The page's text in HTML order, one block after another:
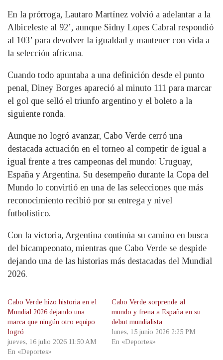
En la prórroga, Lautaro Martínez volvió a adelantar a la
Albiceleste al 92’, aunque Sidny Lopes Cabral respondió
al 103’ para devolver la igualdad y mantener con vida a
la selección africana.
Cuando todo apuntaba a una definición desde el punto
penal, Diney Borges apareció al minuto 111 para marcar
el gol que selló el triunfo argentino y el boleto a la
siguiente ronda.
Aunque no logró avanzar, Cabo Verde cerró una
destacada actuación en el torneo al competir de igual a
igual frente a tres campeonas del mundo: Uruguay,
España y Argentina. Su desempeño durante la Copa del
Mundo lo convirtió en una de las selecciones que más
reconocimiento recibió por su entrega y nivel
futbolístico.
Con la victoria, Argentina continúa su camino en busca
del bicampeonato, mientras que Cabo Verde se despide
dejando una de las historias más destacadas del Mundial
2026.
Cabo Verde hizo historia en el
Mundial 2026 dejando una
marca que ningún otro equipo
logró
jueves, 16 julio 2026 11:50 AM
En «Deportes»
Cabo Verde sorprende al
mundo y frena a España en su
debut mundialista
lunes, 15 junio 2026 2:25 PM
En «Deportes»